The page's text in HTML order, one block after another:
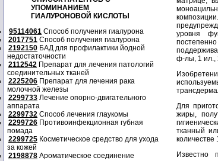
УПОМИНАНИЕМ
ГИАЛУРОНОВОЙ КИСЛОТЫ
95114061 Способ получения гиалурона
2017751 Способ получения гиалурона
2192150 БАД для профилактики йодной
недостаточности
2112542 Препарат для лечения патологий
соединительных тканей
2225206 Препарат для лечения рака
молочной железы
2299733 Лечение опорно-двигательного
аппарата
2299732 Способ лечения глаукомы
2299726 Противоинфекционная губная
помада
2299725 Косметическое средство для ухода
за кожей
2198878 Ароматическое соединение
уровня
ф-лы, 1 ил.,
Для
жиры,
тканный
количестве
Известно